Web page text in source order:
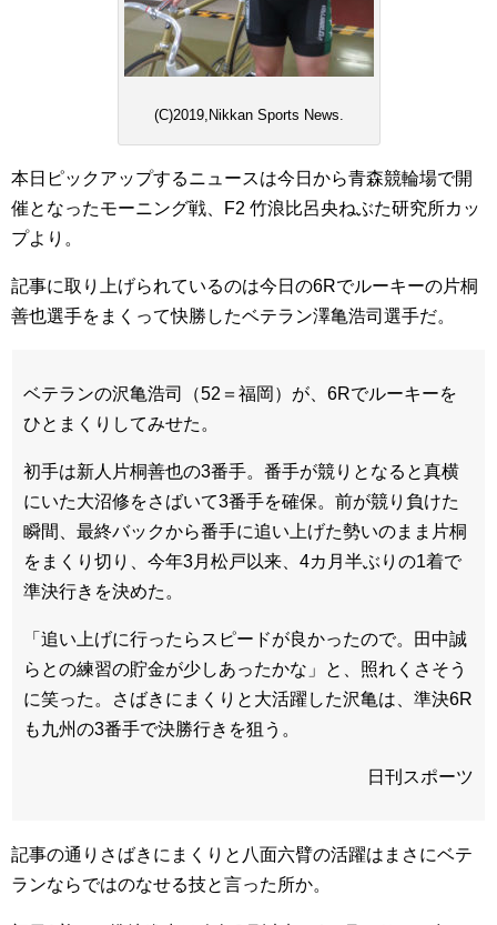
(C)2019,Nikkan Sports News.
本日ピックアップするニュースは今日から青森競輪場で開
催となったモーニング戦、F2 竹浪比呂央ねぶた研究所カッ
プより。
記事に取り上げられているのは今日の6Rでルーキーの片桐
善也選手をまくって快勝したベテラン澤亀浩司選手だ。
ベテランの沢亀浩司（52＝福岡）が、6Rでルーキーを
ひとまくりしてみせた。
初手は新人片桐善也の3番手。番手が競りとなると真横
にいた大沼修をさばいて3番手を確保。前が競り負けた
瞬間、最終バックから番手に追い上げた勢いのまま片桐
をまくり切り、今年3月松戸以来、4カ月半ぶりの1着で
準決行きを決めた。
「追い上げに行ったらスピードが良かったので。田中誠
らとの練習の貯金が少しあったかな」と、照れくさそう
に笑った。さばきにまくりと大活躍した沢亀は、準決6R
も九州の3番手で決勝行きを狙う。
日刊スポーツ
記事の通りさばきにまくりと八面六臂の活躍はまさにベテ
ランならではのなせる技と言った所か。